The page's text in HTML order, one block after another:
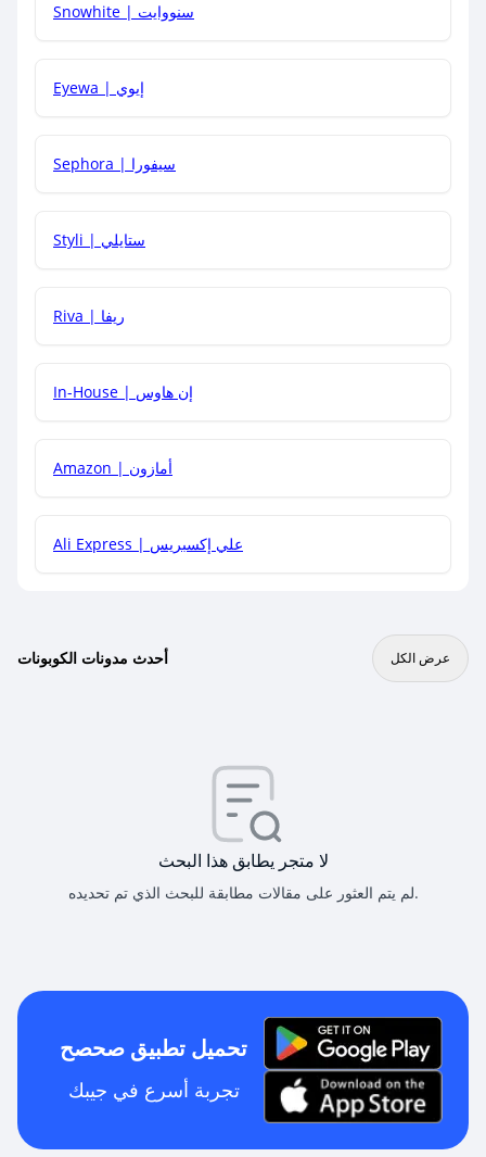
هل يمكنني جمع كود خصم مع العروض الأخرى؟
Snowhite | سنووايت
Eyewa | إيوي
Sephora | سيفورا
Styli | ستايلي
Riva | ريفا
In-House | إن هاوس
Amazon | أمازون
Ali Express | علي إكسبريس
أحدث مدونات الكوبونات عرض الكل
لا متجر يطابق هذا البحث
لم يتم العثور على مقالات مطابقة للبحث الذي تم تحديده.
تحميل تطبيق صحصح
تجربة أسرع في جيبك